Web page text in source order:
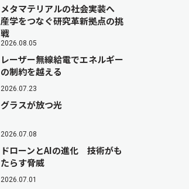
メタマテリアルの社会実装へ
産学をつなぐ研究革新拠点の挑
戦
2026.08.05
レーザー無線給電でエネルギー
の制約を越える
2026.07.23
グラスが放つ光
2026.07.08
ドローンとAIの進化 技術がも
たらす脅威
2026.07.01